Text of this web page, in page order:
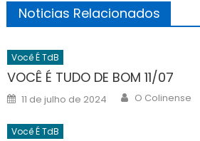
Noticias Relacionados
Você É TdB
VOCÊ É TUDO DE BOM 11/07
Posted
on
11 de julho de 2024 Author
O Colinense
Você É TdB